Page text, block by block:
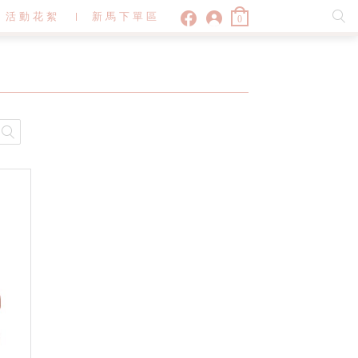
活動花絮 新馬下單區 0